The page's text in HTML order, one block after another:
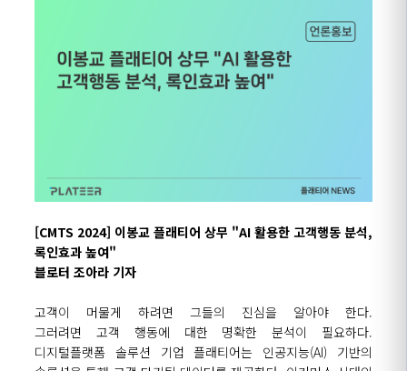
[CMTS 2024] 이봉교 플래티어 상무 "AI 활용한 고객행동 분석,
록인효과 높여"
블로터 조아라 기자
고객이 머물게 하려면 그들의 진심을 알아야 한다.
그러려면
고객 행동에 대한 명확한 분석이 필요하다.
디지털플랫폼 솔루션 기업 플래티어는 인공지능(AI) 기반의